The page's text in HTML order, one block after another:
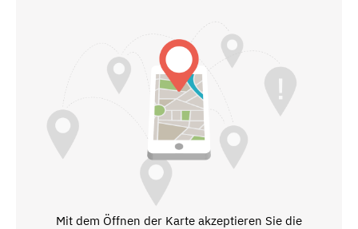
Mit dem Öffnen der Karte akzeptieren Sie die